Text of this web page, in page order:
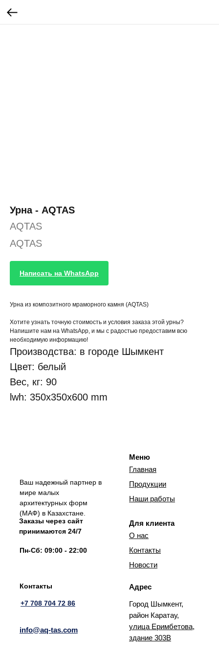
Урна - AQTAS
AQTAS
AQTAS
Написать на WhatsApp
Урна из композитного мраморного камня (AQTAS)
Хотите узнать точную стоимость и условия заказа этой урны?
Напишите нам на WhatsApp, и мы с радостью предоставим всю
необходимую информацию!
Производства: в городе Шымкент
Цвет: белый
Вес, кг: 90
lwh: 350x350x600 mm
Меню
Ваш надежный партнер в
мире малых
архитектурных форм
(МАФ) в Казахстане.
Главная
Продукции
Наши работы
Для клиента
О нас
Контакты
Новости
Контакты
+7 708 704 72 86
Заказы через сайт
принимаются 24/7
Пн-Сб: 09:00 - 22:00
info@aq-tas.com
Адрес
Город Шымкент,
район Каратау,
улица Еримбетова,
здание 303В